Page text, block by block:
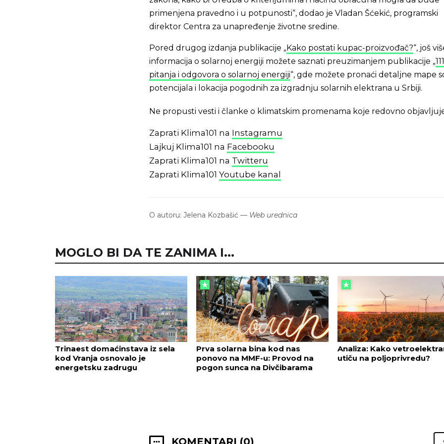
primenjena pravedno i u potpunosti“, dodao je Vladan Šćekić, programski
direktor Centra za unapređenje životne sredine.
Pored drugog izdanja publikacije „Kako postati kupac-proizvođač?“, još
informacija o solarnoj energiji možete saznati preuzimanjem publikacije „111
pitanja i odgovora o solarnoj energiji“, gde možete pronaći detaljne mape
potencijala i lokacija pogodnih za izgradnju solarnih elektrana u Srbiji.
Ne propusti vesti i članke o klimatskim promenama koje redovno
Zaprati Klima101 na Instagramu
Lajkuj Klima101 na Facebooku
Zaprati Klima101 na Twitteru
Zaprati Klima101 Youtube kanal
O autoru: Jelena Kozbašić — Web urednica
MOGLO BI DA TE ZANIMA I...
Trinaest domaćinstava iz sela
kod Vranja osnovalo je
energetsku zadrugu
Prva solarna bina kod nas
ponovo na MMF-u: Provod na
pogon sunca na Divčibarama
Analiza: Kako
utiču na poljoprivredu?
KOMENTARI (0)